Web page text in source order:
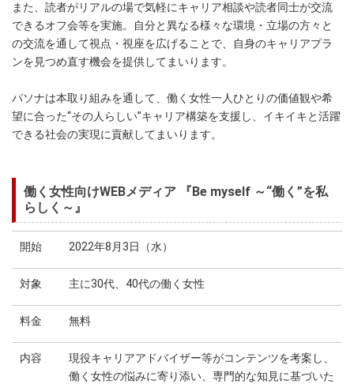
また、読者がリアルの場で気軽にキャリア相談や読者同士が交流
できるオフ会等を実施。自分と異なる様々な環境・立場の方々と
の交流を通して視点・視座を広げることで、自身のキャリアプラ
ンを見つめ直す機会を提供してまいります。
パソナは本取り組みを通して、働く女性一人ひとりの価値観や希
望に合った“その人らしい”キャリア構築を支援し、イキイキと活躍
できる社会の実現に貢献してまいります。
働く女性向けWEBメディア 『Be myself ～“働く”を私
らしく～』
開始 2022年8月3日（水）
対象 主に30代、40代の働く女性
料金 無料
内容
現役キャリアアドバイザー等がコンテンツを考案し、
働く女性の悩みに寄り添い、専門的な知見に基づいた